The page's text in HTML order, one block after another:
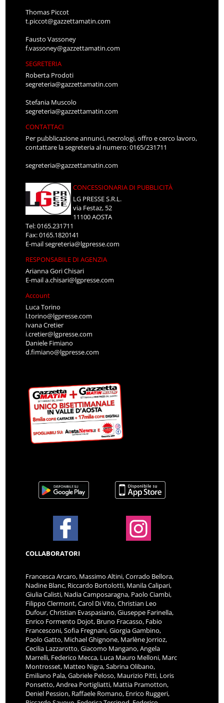
Thomas Piccot
t.piccot@gazzettamatin.com
Fausto Vassoney
f.vassoney@gazzettamatin.com
SEGRETERIA
Roberta Prodoti
segreteria@gazzettamatin.com
Stefania Muscolo
segreteria@gazzettamatin.com
CONTATTACI
Per pubblicazione annunci, necrologi, offro e cerco lavoro,
contattare la segreteria al numero: 0165/231711
segreteria@gazzettamatin.com
CONCESSIONARIA DI PUBBLICITÀ
LG PRESSE S.R.L.
via Festaz, 52
11100 AOSTA
Tel: 0165.231711
Fax: 0165.1820141
E-mailsegreteria@lgpresse.com
RESPONSABILE DI AGENZIA
Arianna Gori Chisari
E-maila.chisari@lgpresse.com
Account
Luca Torino
l.torino@lgpresse.com
Ivana Cretier
i.cretier@lgpresse.com
Daniele Fimiano
d.fimiano@lgpresse.com
COLLABORATORI
Francesca Arcaro, Massimo Altini, Corrado Bellora,
Nadine Blanc, Riccardo Bortolotti, Manila Calipari,
Giulia Calisti, Nadia Camposaragna, Paolo Ciambi,
Filippo Clermont, Carol Di Vito, Christian Leo
Dufour, Christian Evaspasiano, Giuseppe Farinella,
Enrico Formento Dojot, Bruno Fracasso, Fabio
Francesconi, Sofia Fregnani, Giorgia Gambino,
Paolo Gatto, Michael Ghignone, Marlène Jorrioz,
Cecilia Lazzarotto, Giacomo Mangano, Angela
Marrelli, Federico Mecca, Luca Mauro Melloni, Marc
Montrosset, Matteo Nigra, Sabrina Olibano,
Emiliano Pala, Gabriele Peloso, Maurizio Pitti, Loris
Ponsetto, Andrea Portigliatti, Mattia Pramotton,
Deniel Pession, Raffaele Romano, Enrico Ruggeri,